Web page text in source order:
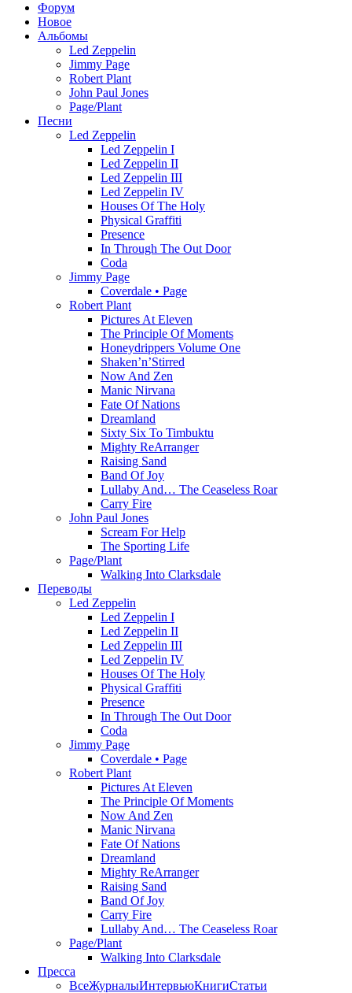
Форум
Новоe
Альбомы
Led Zeppelin
Jimmy Page
Robert Plant
John Paul Jones
Page/Plant
Песни
Led Zeppelin
Led Zeppelin I
Led Zeppelin II
Led Zeppelin III
Led Zeppelin IV
Houses Of The Holy
Physical Graffiti
Presence
In Through The Out Door
Coda
Jimmy Page
Coverdale • Page
Robert Plant
Pictures At Eleven
The Principle Of Moments
Honeydrippers Volume One
Shaken’n’Stirred
Now And Zen
Manic Nirvana
Fate Of Nations
Dreamland
Sixty Six To Timbuktu
Mighty ReArranger
Raising Sand
Band Of Joy
Lullaby And… The Ceaseless Roar
Carry Fire
John Paul Jones
Scream For Help
The Sporting Life
Page/Plant
Walking Into Clarksdale
Переводы
Led Zeppelin
Led Zeppelin I
Led Zeppelin II
Led Zeppelin III
Led Zeppelin IV
Houses Of The Holy
Physical Graffiti
Presence
In Through The Out Door
Coda
Jimmy Page
Coverdale • Page
Robert Plant
Pictures At Eleven
The Principle Of Moments
Now And Zen
Manic Nirvana
Fate Of Nations
Dreamland
Mighty ReArranger
Raising Sand
Band Of Joy
Carry Fire
Lullaby And… The Ceaseless Roar
Page/Plant
Walking Into Clarksdale
Пресса
ВсеЖурналыИнтервьюКнигиСтатьи